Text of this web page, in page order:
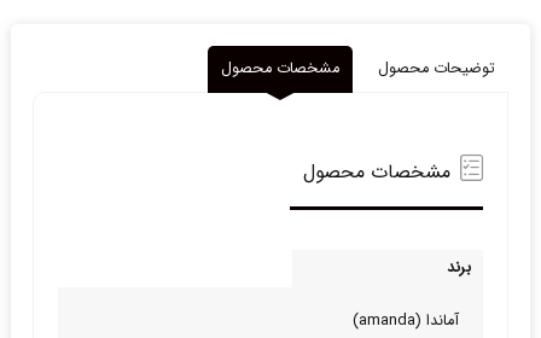
توضیحات محصول مشخصات محصول
مشخصات محصول
برند
آماندا (amanda)